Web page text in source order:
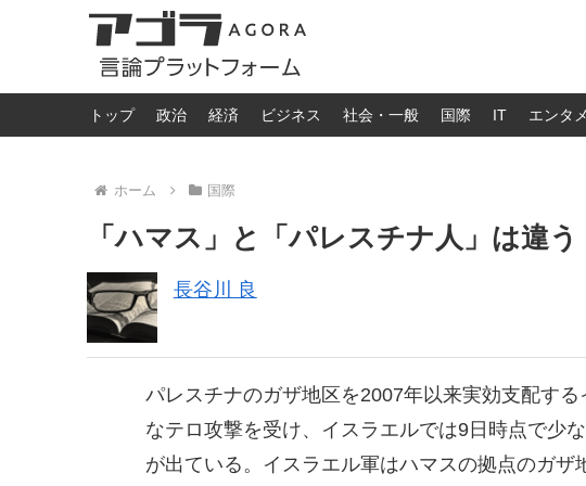
トップ 政治 経済 ビジネス 社会・一般 国際 IT エンタメ
ホーム 国際
「ハマス」と「パレスチナ人」は違う
長谷川 良
パレスチナのガザ地区を2007年以来実効支配す
なテロ攻撃を受け、イスラエルでは9日時点で少
が出ている。イスラエル軍はハマスの拠点のガ